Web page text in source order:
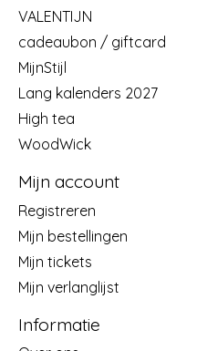
VALENTIJN
cadeaubon / giftcard
MijnStijl
Lang kalenders 2027
High tea
WoodWick
Mijn account
Registreren
Mijn bestellingen
Mijn tickets
Mijn verlanglijst
Informatie